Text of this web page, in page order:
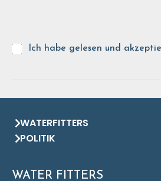
Ich habe gelesen und
WATERFITTERS
POLITIK
WATER FITTERS